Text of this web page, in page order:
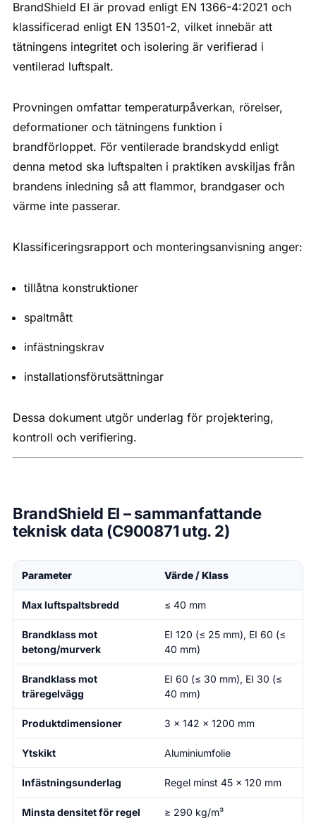
BrandShield EI är provad enligt EN 1366-4:2021 och
klassificerad enligt EN 13501-2, vilket innebär att
tätningens integritet och isolering är verifierad i
ventilerad luftspalt.
Provningen omfattar temperaturpåverkan, rörelser,
deformationer och tätningens funktion i
brandförloppet. För ventilerade brandskydd enligt
denna metod ska luftspalten i praktiken avskiljas från
brandens inledning så att flammor, brandgaser och
värme inte passerar.
Klassificeringsrapport och monteringsanvisning anger:
tillåtna konstruktioner
spaltmått
infästningskrav
installationsförutsättningar
Dessa dokument utgör underlag för projektering,
kontroll och verifiering.
BrandShield EI – sammanfattande
teknisk data (C900871 utg. 2)
Parameter Värde / Klass
Max luftspaltsbredd ≤ 40 mm
Brandklass mot
betong/murverk
EI 120 (≤ 25 mm), EI 60 (≤
40 mm)
Brandklass mot
träregelvägg
EI 60 (≤ 30 mm), EI 30 (≤
40 mm)
Produktdimensioner 3 × 142 × 1200 mm
Ytskikt Aluminiumfolie
Infästningsunderlag Regel minst 45 × 120 mm
Minsta densitet för regel ≥ 290 kg/m³